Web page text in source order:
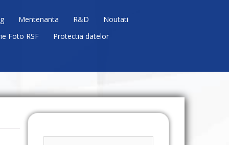
Mentenanta R&D
Noutati
Foto RSF
Protectia datelor